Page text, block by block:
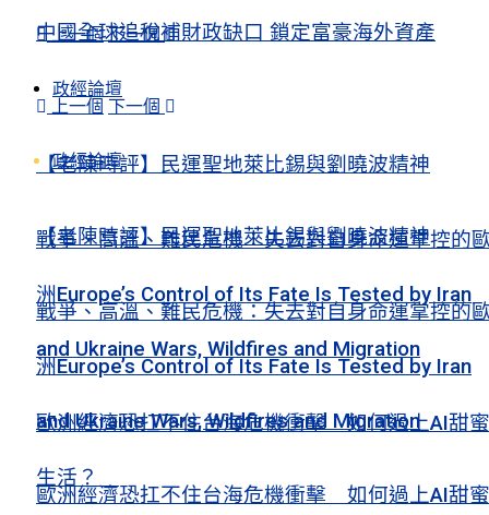
上一個 下一個
政經論壇
【老陳時評】民運聖地萊比錫與劉曉波精神
戰爭、高溫、難民危機：失去對自身命運掌控的
洲Europe’s Control of Its Fate Is Tested by Iran
and Ukraine Wars, Wildfires and Migration
歐洲經濟恐扛不住台海危機衝擊 如何過上AI甜蜜
生活？
中國全球追稅補財政缺口 鎖定富豪海外資產
上一個 下一個
政經論壇
【老陳時評】民運聖地萊比錫與劉曉波精神
戰爭、高溫、難民危機：失去對自身命運掌控的
洲Europe’s Control of Its Fate Is Tested by Iran
and Ukraine Wars, Wildfires and Migration
歐洲經濟恐扛不住台海危機衝擊 如何過上AI甜蜜